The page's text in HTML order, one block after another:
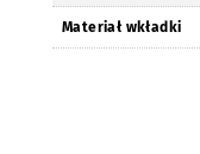
Materiał wkładki